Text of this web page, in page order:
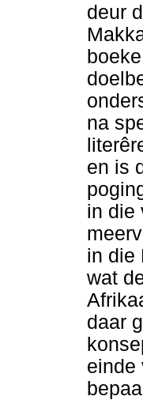
deur
na
en is
in die
in die
wat
daar
einde